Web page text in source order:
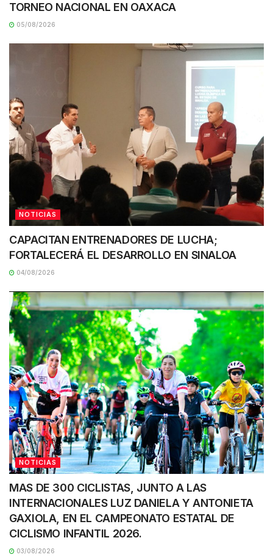
TORNEO NACIONAL EN OAXACA
05/08/2026
NOTICIAS
CAPACITAN ENTRENADORES DE LUCHA;
FORTALECERÁ EL DESARROLLO EN SINALOA
04/08/2026
NOTICIAS
MAS DE 300 CICLISTAS, JUNTO A LAS
INTERNACIONALES LUZ DANIELA Y ANTONIETA
GAXIOLA, EN EL CAMPEONATO ESTATAL DE
CICLISMO INFANTIL 2026.
03/08/2026